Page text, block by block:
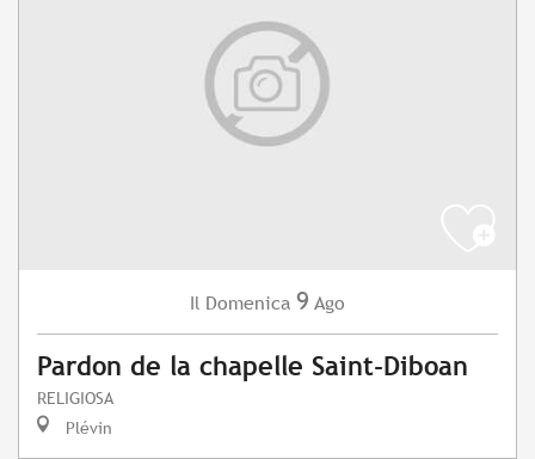
Il Domenica 9 Ago
Pardon de la chapelle Saint-Diboan
RELIGIOSA
Plévin